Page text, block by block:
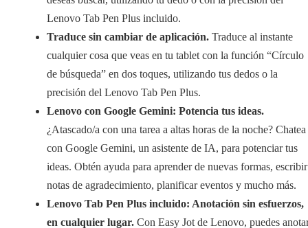
Lenovo Tab Pen Plus incluido.
Traduce sin cambiar de aplicación. Traduce al instante
cualquier cosa que veas en tu tablet con la función “Círculo
de búsqueda” en dos toques, utilizando tus dedos o la
precisión del Lenovo Tab Pen Plus.
Lenovo con Google Gemini: Potencia tus ideas.
¿Atascado/a con una tarea a altas horas de la noche? Chatea
con Google Gemini, un asistente de IA, para potenciar tus
ideas. Obtén ayuda para aprender de nuevas formas, escribir
notas de agradecimiento, planificar eventos y mucho más.
Lenovo Tab Pen Plus incluido: Anotación sin esfuerzos,
en cualquier lugar. Con Easy Jot de Lenovo, puedes